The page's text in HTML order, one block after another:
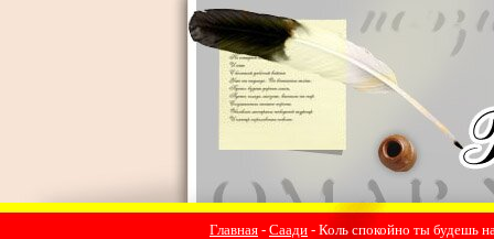
Главная - Саади - Коль спокойно ты будешь